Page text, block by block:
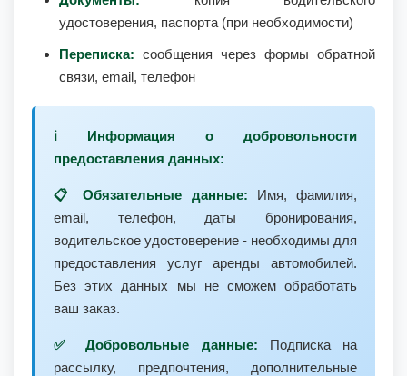
удостоверения, паспорта (при необходимости)
Переписка: сообщения через формы обратной
связи, email, телефон
ℹ️ Информация о добровольности
предоставления данных:
📋 Обязательные данные: Имя, фамилия,
email, телефон, даты бронирования,
водительское удостоверение - необходимы для
предоставления услуг аренды автомобилей.
Без этих данных мы не сможем обработать
ваш заказ.
✅ Добровольные данные: Подписка на
рассылку, предпочтения, дополнительные